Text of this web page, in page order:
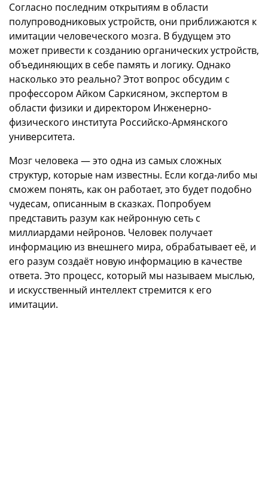
Согласно последним открытиям в области
полупроводниковых устройств, они приближаются к
имитации человеческого мозга. В будущем это
может привести к созданию органических устройств,
объединяющих в себе память и логику. Однако
насколько это реально? Этот вопрос обсудим с
профессором Айком Саркисяном, экспертом в
области физики и директором Инженерно-
физического института Российско-Армянского
университета.
Мозг человека — это одна из самых сложных
структур, которые нам известны. Если когда-либо мы
сможем понять, как он работает, это будет подобно
чудесам, описанным в сказках. Попробуем
представить разум как нейронную сеть с
миллиардами нейронов. Человек получает
информацию из внешнего мира, обрабатывает её, и
его разум создаёт новую информацию в качестве
ответа. Это процесс, который мы называем мыслью,
и искусственный интеллект стремится к его
имитации.